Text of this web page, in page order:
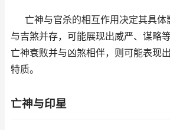
亡神与官杀的相互作用决定其具
与吉煞并存，可能展现出威严、谋略
亡神衰败并与凶煞相伴，则可能表现
特质。
亡神与印星